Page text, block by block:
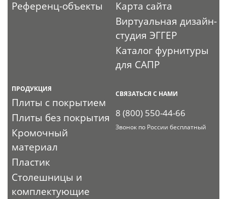
Референц-объекты
Карта сайта
Виртуальная дизайн-
студия ЭГГЕР
Каталог фурнитуры
для САПР
ПРОДУКЦИЯ
Плиты с покрытием
Плиты без покрытия
Кромочный
материал
Пластик
Столешницы и
комплектующие
СВЯЗАТЬСЯ С НАМИ
8 (800) 550-44-66
Звонок по России бесплатный